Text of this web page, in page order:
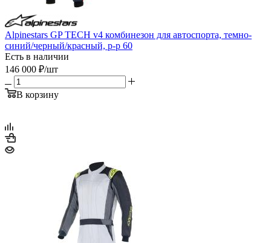
Alpinestars GP TECH v4 комбинезон для автоспорта, темно-
синий/черный/красный, р-р 60
Есть в наличии
146 000 ₽/шт
В корзину